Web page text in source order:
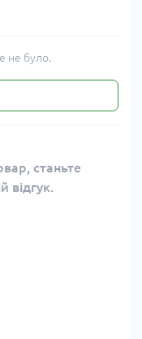
не було.
станьте
відгук.